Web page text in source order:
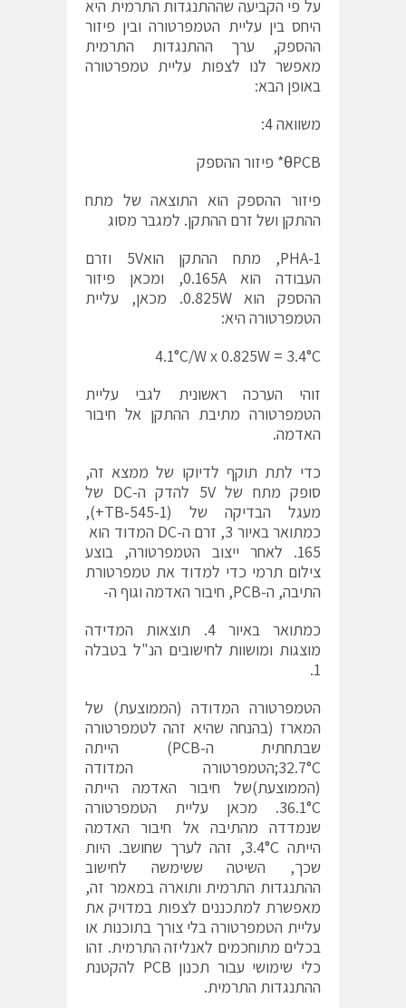
על פי הקביעה שההתנגדות התרמית היא
היחס בין עליית הטמפרטורה ובין פיזור
ההספק, ערך ההתנגדות התרמית
מאפשר לנו לצפות עליית טמפרטורה
באופן הבא:
משוואה 4:
θPCB* פיזור ההספק
פיזור ההספק הוא התוצאה של מתח
ההתקן ושל זרם ההתקן. למגבר מסוג
PHA-1, מתח ההתקן הוא5V וזרם
העבודה הוא 0.165A, ומכאן פיזור
ההספק הוא 0.825W. מכאן, עליית
הטמפרטורה היא:
4.1°C/W x 0.825W = 3.4°C
זוהי הערכה ראשונית לגבי עליית
הטמפרטורה מתיבת ההתקן אל חיבור
האדמה.
כדי לתת תוקף לדיוקו של ממצא זה,
סופק מתח של 5V להדק ה-DC של
מעגל הבדיקה של (TB-545-1+),
כמתואר באיור 3, זרם ה-DC המדוד הוא
165. לאחר ייצוב הטמפרטורה, בוצע
צילום תרמי כדי למדוד את טמפרטורת
התיבה, ה-PCB, חיבור האדמה וגוף ה-
כמתואר באיור 4. תוצאות המדידה
מוצגות ומושוות לחישובים הנ"ל בטבלה
1.
הטמפרטורה המדודה (הממוצעת) של
המארז (בהנחה שהיא זהה לטמפרטורה
שבתחתית ה-PCB) הייתה
32.7°C;הטמפרטורה המדודה
(הממוצעת)של חיבור האדמה הייתה
36.1°C. מכאן עליית הטמפרטורה
שנמדדה מהתיבה אל חיבור האדמה
הייתה 3.4°C, זהה לערך שחושב. היות
שכך, השיטה ששימשה לחישוב
ההתנגדות התרמית ותוארה במאמר זה,
מאפשרת למתכננים לצפות במדויק את
עליית הטמפרטורה בלי צורך בתוכנות או
בכלים מתוחכמים לאנליזה התרמית. זהו
כלי שימושי עבור תכנון PCB להקטנת
ההתנגדות התרמית.